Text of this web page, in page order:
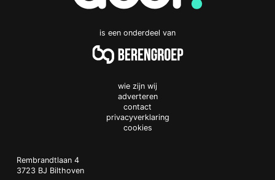
is een onderdeel van
wie zijn wij
adverteren
contact
privacyverklaring
cookies
Doof.nl
work
Rembrandtlaan 4
3723 BJ Bilthoven